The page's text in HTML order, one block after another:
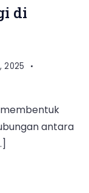
di
2025
membentuk
antara